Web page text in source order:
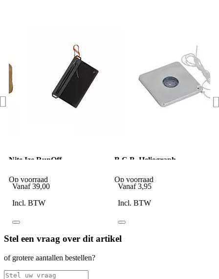
Nite Ize RunOff
antraciet s
Op voorraad
Vanaf 39,00
Incl. BTW
B.C.B. Heliograph
Op voorraad
Vanaf 3,95
Incl. BTW
Stel een vraag over dit artikel
of grotere aantallen bestellen?